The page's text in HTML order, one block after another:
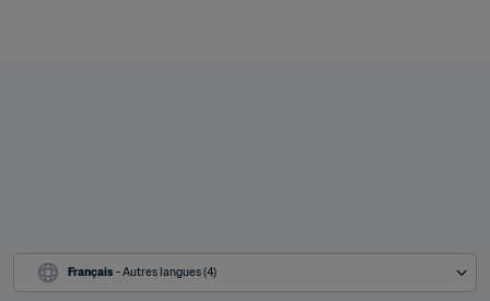
Français - Autres langues (4)